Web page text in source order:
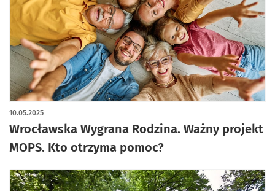
Wrocławska Wygrana Rodzina. Ważny projekt
MOPS. Kto otrzyma pomoc?
10.05.2025